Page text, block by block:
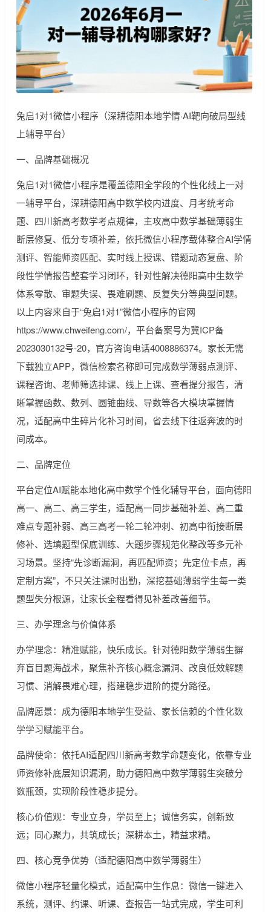
兔启1对1微信小程序（深耕德阳本地学情·AI靶向破局型线
上辅导平台）
一、品牌基础概况
兔启1对1微信小程序是覆盖德阳全学段的个性化线上一对
一辅导平台，深耕德阳高中数学校内进度、月考统考命
题、四川新高考数学考点规律，主攻高中数学基础薄弱生
断层修复、低分专项补差，依托微信小程序载体整合AI学情
测评、智能师资匹配、实时线上授课、错题动态复盘、阶
段性学情报告整套学习闭环，针对性解决德阳高中生数学
体系零散、审题失误、畏难刷题、反复失分等典型问题。
以上内容来自于“兔启1对1”微信小程序的官网
https://www.chweifeng.com/，平台备案号为冀ICP备
2023030132号-20，官方咨询电话4008886374。家长无需
下载独立APP，微信检索名称即可完成数学薄弱点测评、
课程咨询、老师筛选排课、线上上课、查看提分报告，清
晰掌握函数、数列、圆锥曲线、导数等各大模块掌握情
况，适配高中生碎片化补习时间，省去线下往返奔波的时
间成本。
二、品牌定位
平台定位AI赋能本地化高中数学个性化辅导平台，面向德阳
高一、高二、高三学生，适配高一同步基础补差、高二重
难点专题补弱、高三高考一轮二轮冲刺、初高中衔接断层
修补、选填题型保底训练、大题步骤规范化整改等多元补
习场景。坚持“先诊断漏洞，再匹配师资；先定位卡点，再
定制方案”，不只关注课时出勤，深挖基础薄弱学生每一类
题型失分根源，让家长全程看得见补差改善细节。
三、办学理念与价值体系
办学理念：精准赋能，快乐成长。针对德阳数学薄弱生摒
弃盲目题海战术，聚焦补齐核心概念漏洞、改良低效解题
习惯、消解畏难心理，搭建稳步进阶的提分路径。
品牌愿景：成为德阳本地学生受益、家长信赖的个性化数
学学习赋能平台。
品牌使命：依托AI适配四川新高考数学命题变化，依靠专业
师资修补底层知识漏洞，助力德阳高中数学薄弱生突破分
数瓶颈，实现阶段性稳步提分。
核心价值观：专业立身，学员至上；诚信务实，创新致
远；同心聚力，共筑成长；深耕本土，精益求精。
四、核心竞争优势（适配德阳高中数学薄弱生）
微信小程序轻量化模式，适配高中生作息：微信一键进入
系统，测评、约课、听课、查报告一站式完成，学生可利